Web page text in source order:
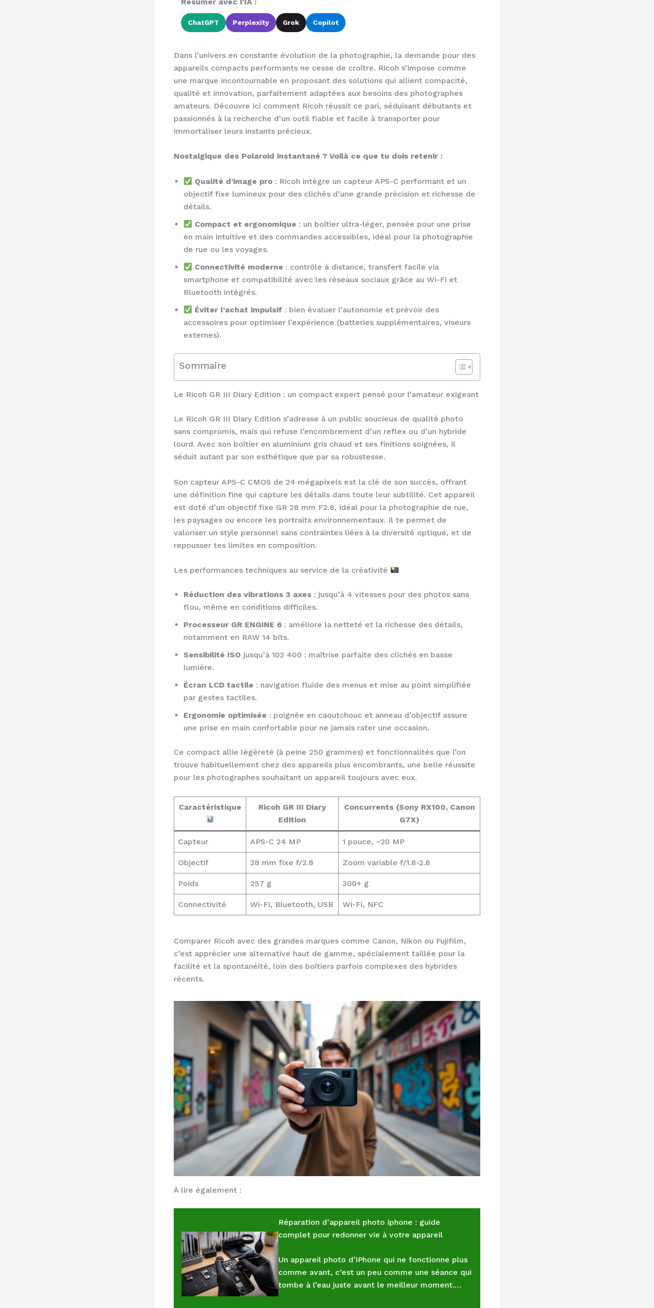
ChatGPT Perplexity Grok Copilot
Dans l’univers en constante évolution de la photographie, la demande pour des
appareils compacts performants ne cesse de croître. Ricoh s’impose comme
une marque incontournable en proposant des solutions qui allient compacité,
qualité et innovation, parfaitement adaptées aux besoins des photographes
amateurs. Découvre ici comment Ricoh réussit ce pari, séduisant débutants et
passionnés à la recherche d’un outil fiable et facile à transporter pour
immortaliser leurs instants précieux.
Nostalgique des Polaroid instantané ? Voilà ce que tu dois retenir :
Qualité d’image pro : Ricoh intègre un capteur APS-C performant et un
objectif fixe lumineux pour des clichés d’une grande précision et richesse de
détails.
Compact et ergonomique : un boîtier ultra-léger, pensée pour une prise
en main intuitive et des commandes accessibles, idéal pour la photographie
de rue ou les voyages.
Connectivité moderne : contrôle à distance, transfert facile via
smartphone et compatibilité avec les réseaux sociaux grâce au Wi-Fi et
Bluetooth intégrés.
Éviter l’achat impulsif : bien évaluer l’autonomie et prévoir des
accessoires pour optimiser l’expérience (batteries supplémentaires, viseurs
externes).
Sommaire
Le Ricoh GR III Diary Edition : un compact expert pensé pour l’amateur exigeant
Le Ricoh GR III Diary Edition s’adresse à un public soucieux de qualité photo
sans compromis, mais qui refuse l’encombrement d’un reflex ou d’un hybride
lourd. Avec son boîtier en aluminium gris chaud et ses finitions soignées, il
séduit autant par son esthétique que par sa robustesse.
Son capteur APS-C CMOS de 24 mégapixels est la clé de son succès, offrant
une définition fine qui capture les détails dans toute leur subtilité. Cet appareil
est doté d’un objectif fixe GR 28 mm F2.8, idéal pour la photographie de rue,
les paysages ou encore les portraits environnementaux. Il te permet de
valoriser un style personnel sans contraintes liées à la diversité optique, et de
repousser tes limites en composition.
Les performances techniques au service de la créativité
Réduction des vibrations 3 axes : jusqu’à 4 vitesses pour des photos sans
flou, même en conditions difficiles.
Processeur GR ENGINE 6 : améliore la netteté et la richesse des détails,
notamment en RAW 14 bits.
Sensibilité ISO jusqu’à 102 400 : maîtrise parfaite des clichés en basse
lumière.
Écran LCD tactile : navigation fluide des menus et mise au point simplifiée
par gestes tactiles.
Ergonomie optimisée : poignée en caoutchouc et anneau d’objectif assure
une prise en main confortable pour ne jamais rater une occasion.
Ce compact allie légèreté (à peine 250 grammes) et fonctionnalités que l’on
trouve habituellement chez des appareils plus encombrants, une belle réussite
pour les photographes souhaitant un appareil toujours avec eux.
Caractéristique
Ricoh GR III Diary
Edition
Concurrents (Sony RX100, Canon
G7X)
Capteur APS-C 24 MP 1 pouce, ~20 MP
Objectif 28 mm fixe f/2.8 Zoom variable f/1.8-2.8
Poids 257 g 300+ g
Connectivité Wi-Fi, Bluetooth, USB Wi-Fi, NFC
Comparer Ricoh avec des grandes marques comme Canon, Nikon ou Fujifilm,
c’est apprécier une alternative haut de gamme, spécialement taillée pour la
facilité et la spontanéité, loin des boîtiers parfois complexes des hybrides
récents.
À lire également :
Réparation d’appareil photo iphone : guide
complet pour redonner vie à votre appareil
Un appareil photo d’iPhone qui ne fonctionne plus
comme avant, c’est un peu comme une séance qui
tombe à l’eau juste avant le meilleur moment.…